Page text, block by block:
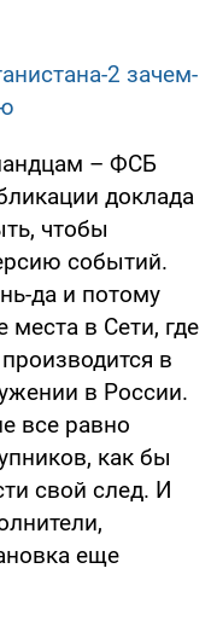
2 зачем-
– ФСБ
доклада
чтобы
событий.
да и потому
места в Сети, где
в
в России.
все равно
как бы
свой след. И
еще